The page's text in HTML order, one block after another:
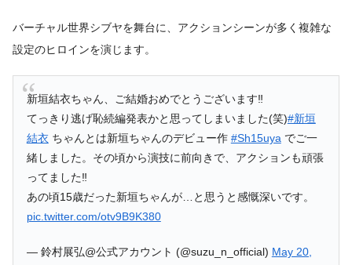
バーチャル世界シブヤを舞台に、アクションシーンが多く複雑な
設定のヒロインを演じます。
新垣結衣ちゃん、ご結婚おめでとうございます‼️
てっきり逃げ恥続編発表かと思ってしまいました(笑)#新垣
結衣ちゃんとは新垣ちゃんのデビュー作 #Sh15uya でご一
緒しました。その頃から演技に前向きで、アクションも頑張
ってました‼️
あの頃15歳だった新垣ちゃんが…と思うと感慨深いです。
pic.twitter.com/otv9B9K380
— 鈴村展弘@公式アカウント (@suzu_n_official) May 20,